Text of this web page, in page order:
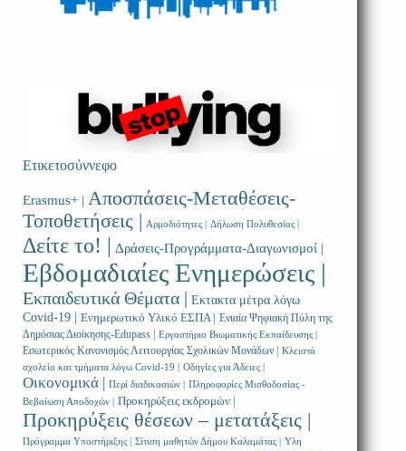
Ετικετοσύννεφο
Erasmus+ | Αποσπάσεις-Μεταθέσεις-
Τοποθετήσεις | Αρμοδιότητες | Δήλωση Πολυθεσίας |
Δείτε το! | Δράσεις-Προγράμματα-Διαγωνισμοί |
Εβδομαδιαίες Ενημερώσεις |
Εκπαιδευτικά Θέματα | Εκτακτα μέτρα λόγω
Covid-19 | Ενημερωτικό Υλικό ΕΣΠΑ | Ενιαία Ψηφιακή Πύλη της
Δημόσιας Διοίκησης-Edupass |
Εργαστήριο Βιωματικής Εκπαίδευσης |
Εσωτερικός Κανονισμός Λειτουργίας Σχολικών Μονάδων |
Κλειστά
σχολεία και τμήματα λόγω Covid-19 |
Οδηγίες για Άδειες |
Οικονομικά | Περί διαδικασιών |
Πληροφορίες Μισθοδοσίας -
Βεβαίωση Αποδοχών |
Προκηρύξεις εκδρομών |
Προκηρύξεις θέσεων – μετατάξεις |
Πρόγραμμα Υποστήριξης | Σίτιση μαθητών Δήμου Καλαμάτας |
Υλη